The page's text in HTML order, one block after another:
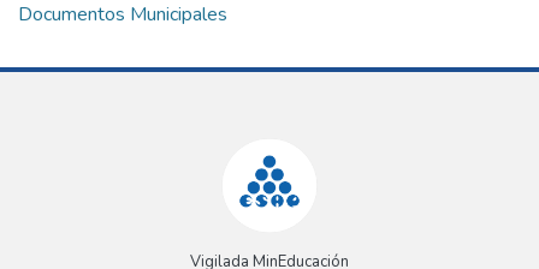
Documentos Municipales
Vigilada MinEducación